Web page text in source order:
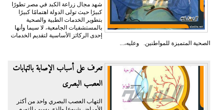
شهد مجال زراعة الكبد في مصر تطورًا
كبيرًا حيث تولى الدولة اهتمامًا كبيرًا
بتطوير الخدمات الطبية والصحية
بالمستشفيات الجامعية، لا سيما وأنها
إحدى الركائز الأساسية لتقديم الخدمات
الصحية المتميزة للمواطنين. وعليه،...
تعرف على أسباب الإصابة بالتهابات
العصب البصرى
التهاب العصب البصري واحد من أكثر